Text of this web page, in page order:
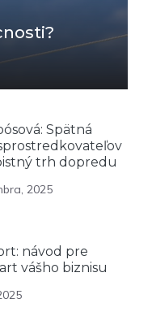
Spätná
trh dopredu
2025
návod pre
vášho biznisu